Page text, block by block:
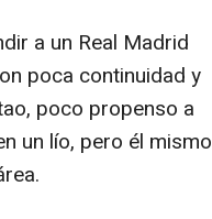
a un Real Madrid
poca continuidad y
poco propenso a
un lío, pero él mismo